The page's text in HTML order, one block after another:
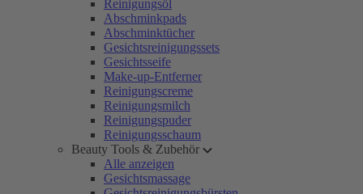
Reinigungsöl
Abschminkpads
Abschminktücher
Gesichtsreinigungssets
Gesichtsseife
Make-up-Entferner
Reinigungscreme
Reinigungsmilch
Reinigungspuder
Reinigungsschaum
Beauty Tools & Zubehör
Alle anzeigen
Gesichtsmassage